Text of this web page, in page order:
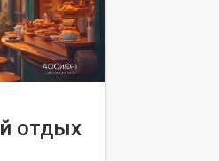
отдых